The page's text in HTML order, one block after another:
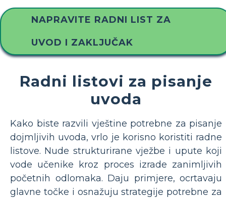
NAPRAVITE RADNI LIST ZA
UVOD I ZAKLJUČAK
Radni listovi za pisanje
uvoda
Kako biste razvili vještine potrebne za pisanje
dojmljivih uvoda, vrlo je korisno koristiti radne
listove. Nude strukturirane vježbe i upute koji
vode učenike kroz proces izrade zanimljivih
početnih odlomaka. Daju primjere, ocrtavaju
glavne točke i osnažuju strategije potrebne za